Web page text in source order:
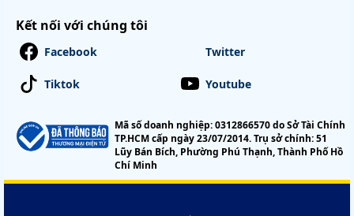
Kết nối với chúng tôi
Facebook Twitter
Tiktok Youtube
Mã số doanh nghiệp: 0312866570 do Sở Tài Chính
TP.HCM cấp ngày 23/07/2014. Trụ sở chính: 51
Lũy Bán Bích, Phường Phú Thạnh, Thành Phố Hồ
Chí Minh